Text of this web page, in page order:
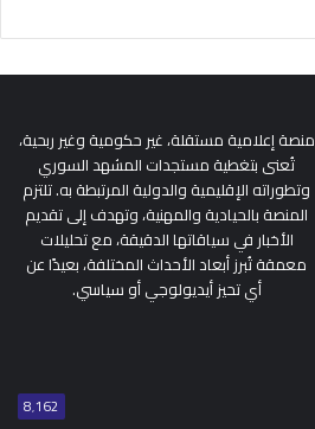
منصة إعلامية مستقلة، غير حكومية وغير ربحية،
تُعنى بتغطية مستجدات المشهد السوري
وتطوراته الإقليمية والدولية المرتبطة به. تلتزم
المنصة بالحيادية والمهنية، وتهدف إلى تقديم
الأخبار في سياقاتها الدقيقة، مع تحليلات
معمقة تُبرز أبعاد الأحداث المختلفة، بعيدًا عن
أي تحيز أيديولوجي أو سياسي.
8٬162